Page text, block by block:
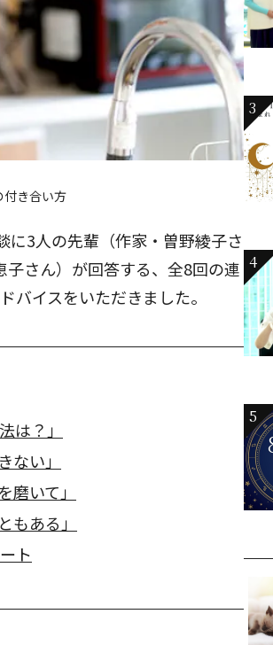
付き合い方
に3人の先輩（作家・曽野綾子さ
さん）が回答する、全8回の連
バイスをいただきました。
は？」
ない」
いて」
ある」
ト
3
4
5